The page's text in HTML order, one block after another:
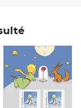
7,50€